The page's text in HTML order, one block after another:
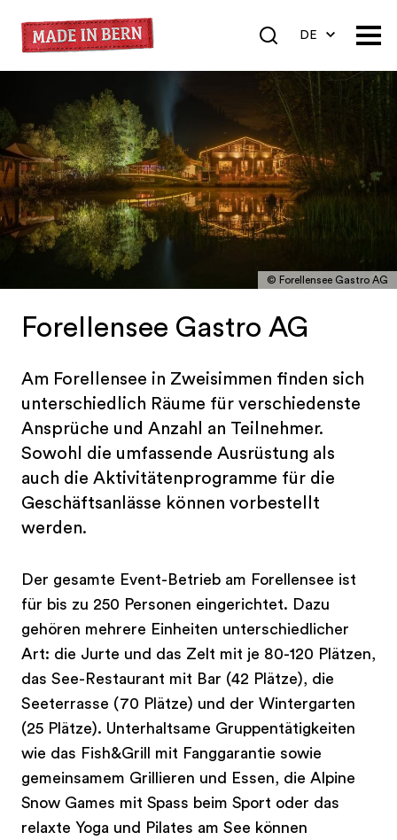
DE
FR
© Forellensee Gastro AG
Forellensee Gastro AG
Am Forellensee in Zweisimmen finden sich
unterschiedlich Räume für verschiedenste
Ansprüche und Anzahl an Teilnehmer.
Sowohl die umfassende Ausrüstung als
auch die Aktivitätenprogramme für die
Geschäftsanlässe können vorbestellt
werden.
Der gesamte Event-Betrieb am Forellensee ist
für bis zu 250 Personen eingerichtet. Dazu
gehören mehrere Einheiten unterschiedlicher
Art: die Jurte und das Zelt mit je 80-120 Plätzen,
das See-Restaurant mit Bar (42 Plätze), die
Seeterrasse (70 Plätze) und der Wintergarten
(25 Plätze). Unterhaltsame Gruppentätigkeiten
wie das Fish&Grill mit Fanggarantie sowie
gemeinsamem Grillieren und Essen, die Alpine
Snow Games mit Spass beim Sport oder das
relaxte Yoga und Pilates am See können